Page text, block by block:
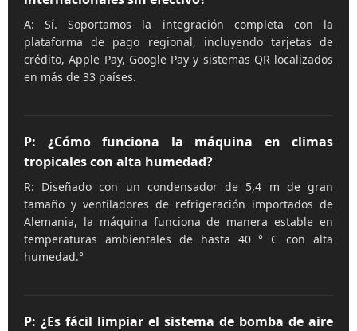
A: Sí. Soportamos la integración completa con la
plataforma de pago regional, incluyendo tarjetas de
crédito, Apple Pay, Google Pay y sistemas QR localizados
en más de 33 países.
P: ¿Cómo funciona la máquina en climas
tropicales con alta humedad?
R: Diseñado con un condensador de 5,4 m de gran
tamaño y ventiladores de refrigeración importados de
Alemania, la máquina funciona de manera estable en
temperaturas ambientales de hasta 40 ° C con alta
humedad.°
P: ¿Es fácil limpiar el sistema de bomba de aire